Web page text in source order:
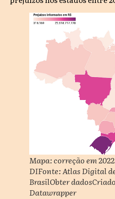
Mapa: correção em
DIFonte: Atlas Digital
BrasilObter
Datawrapper